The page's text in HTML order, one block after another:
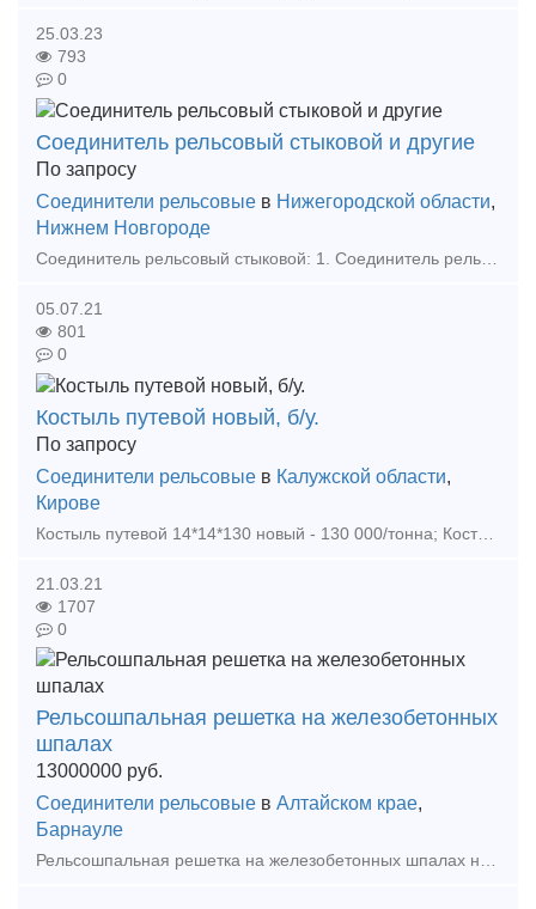
25.03.23
793
0
Соединитель рельсовый стыковой и другие
По запросу
Соединители рельсовые в Нижегородской области,
Нижнем Новгороде
Соединитель рельсовый стыковой: 1. Соединитель рельсовый стальной СРС-6 по 80,00 руб с НДС. 2. Соединитель рельсовый медный РЭСФ-01 МГ-50 по 210,00 руб с НДС. 3. Сое
05.07.21
801
0
Костыль путевой новый, б/у.
По запросу
Соединители рельсовые в Калужской области,
Кирове
21.03.21
1707
0
Рельсошпальная решетка на железобетонных
шпалах
13000000 руб.
Соединители рельсовые в Алтайском крае,
Барнауле